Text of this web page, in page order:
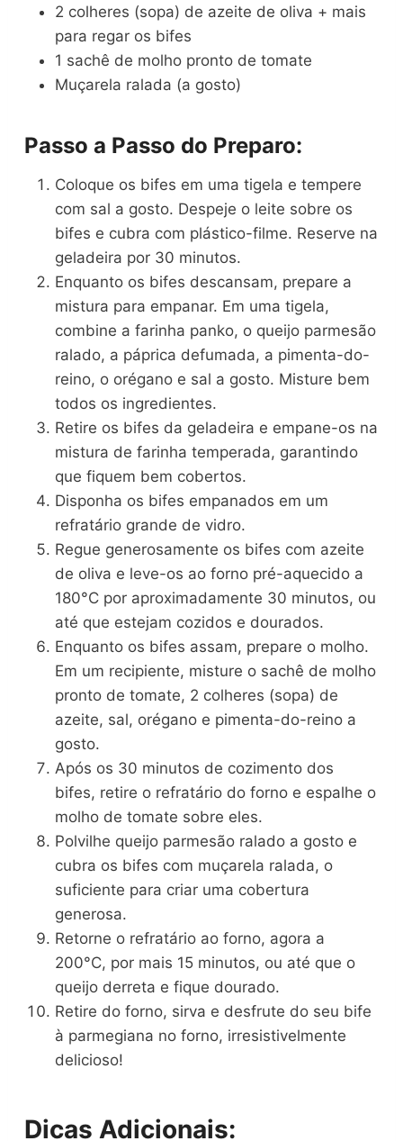
2 colheres (sopa) de azeite de oliva + mais
para regar os bifes
1 sachê de molho pronto de tomate
Muçarela ralada (a gosto)
Passo a Passo do Preparo:
Coloque os bifes em uma tigela e tempere
com sal a gosto. Despeje o leite sobre os
bifes e cubra com plástico-filme. Reserve na
geladeira por 30 minutos.
Enquanto os bifes descansam, prepare a
mistura para empanar. Em uma tigela,
combine a farinha panko, o queijo parmesão
ralado, a páprica defumada, a pimenta-do-
reino, o orégano e sal a gosto. Misture bem
todos os ingredientes.
Retire os bifes da geladeira e empane-os na
mistura de farinha temperada, garantindo
que fiquem bem cobertos.
Disponha os bifes empanados em um
refratário grande de vidro.
Regue generosamente os bifes com azeite
de oliva e leve-os ao forno pré-aquecido a
180°C por aproximadamente 30 minutos, ou
até que estejam cozidos e dourados.
Enquanto os bifes assam, prepare o molho.
Em um recipiente, misture o sachê de molho
pronto de tomate, 2 colheres (sopa) de
azeite, sal, orégano e pimenta-do-reino a
gosto.
Após os 30 minutos de cozimento dos
bifes, retire o refratário do forno e espalhe o
molho de tomate sobre eles.
Polvilhe queijo parmesão ralado a gosto e
cubra os bifes com muçarela ralada, o
suficiente para criar uma cobertura
generosa.
Retorne o refratário ao forno, agora a
200°C, por mais 15 minutos, ou até que o
queijo derreta e fique dourado.
Retire do forno, sirva e desfrute do seu bife
à parmegiana no forno, irresistivelmente
delicioso!
Dicas Adicionais: